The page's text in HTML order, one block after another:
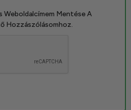
Weboldalcímem Mentése A
Hozzászólásomhoz.